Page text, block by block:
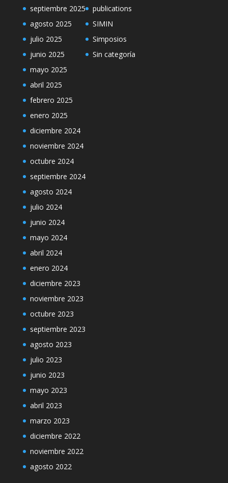
septiembre 2025
agosto 2025
julio 2025
junio 2025
mayo 2025
abril 2025
febrero 2025
enero 2025
diciembre 2024
noviembre 2024
octubre 2024
septiembre 2024
agosto 2024
julio 2024
junio 2024
mayo 2024
abril 2024
enero 2024
diciembre 2023
noviembre 2023
octubre 2023
septiembre 2023
agosto 2023
julio 2023
junio 2023
mayo 2023
abril 2023
marzo 2023
diciembre 2022
noviembre 2022
agosto 2022
publications
SIMIN
Simposios
Sin categoría